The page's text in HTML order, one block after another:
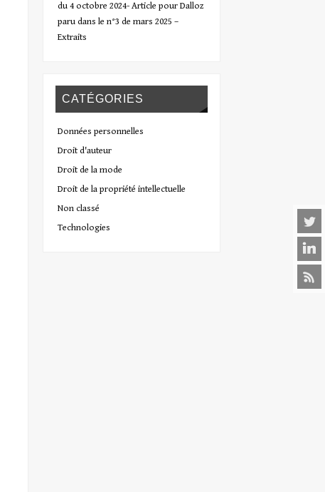
du 4 octobre 2024- Article pour Dalloz
paru dans le n°3 de mars 2025 –
Extraits
CATÉGORIES
Données personnelles
Droit d'auteur
Droit de la mode
Droit de la propriété intellectuelle
Non classé
Technologies